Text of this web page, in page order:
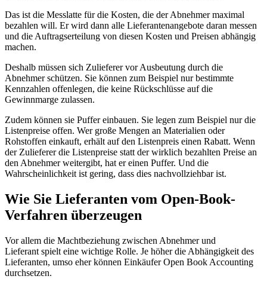
Das ist die Messlatte für die Kosten, die der Abnehmer maximal
bezahlen will. Er wird dann alle Lieferantenangebote daran messen
und die Auftragserteilung von diesen Kosten und Preisen abhängig
machen.
Deshalb müssen sich Zulieferer vor Ausbeutung durch die
Abnehmer schützen. Sie können zum Beispiel nur bestimmte
Kennzahlen offenlegen, die keine Rückschlüsse auf die
Gewinnmarge zulassen.
Zudem können sie Puffer einbauen. Sie legen zum Beispiel nur die
Listenpreise offen. Wer große Mengen an Materialien oder
Rohstoffen einkauft, erhält auf den Listenpreis einen Rabatt. Wenn
der Zulieferer die Listenpreise statt der wirklich bezahlten Preise an
den Abnehmer weitergibt, hat er einen Puffer. Und die
Wahrscheinlichkeit ist gering, dass dies nachvollziehbar ist.
Wie Sie Lieferanten vom Open-Book-
Verfahren überzeugen
Vor allem die Machtbeziehung zwischen Abnehmer und
Lieferant spielt eine wichtige Rolle. Je höher die Abhängigkeit des
Lieferanten, umso eher können Einkäufer Open Book Accounting
durchsetzen.